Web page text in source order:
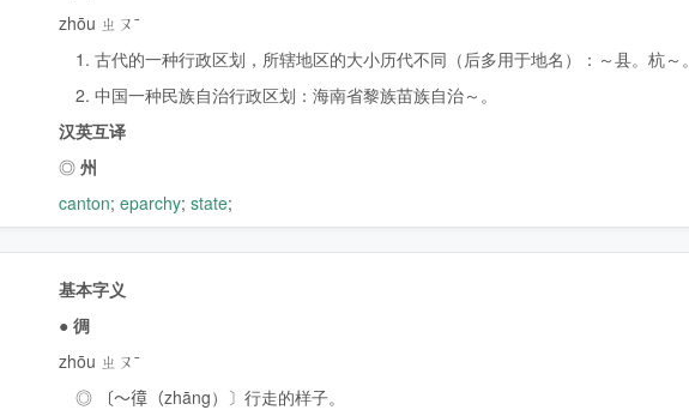
zhōu ㄓㄡˉ
1. 古代的一种行政区划，所辖地区的大小历代不同（后多用于地名）：～县。杭～。
2. 中国一种民族自治行政区划：海南省黎族苗族自治～。
汉英互译
◎州
canton;eparchy;state;
基本字义
●徟
zhōu ㄓㄡˉ
◎ 〔～𢕔（zhāng）〕行走的样子。